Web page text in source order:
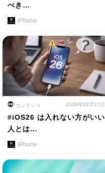
べき…
iPhone
コンテンツ 2026年02月17日
#iOS26 は入れない方がいい
人とは…
iPhone